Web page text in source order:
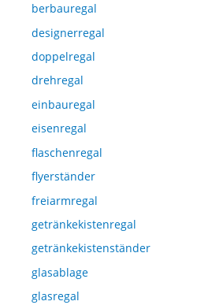
berbauregal
designerregal
doppelregal
drehregal
einbauregal
eisenregal
flaschenregal
flyerständer
freiarmregal
getränkekistenregal
getränkekistenständer
glasablage
glasregal